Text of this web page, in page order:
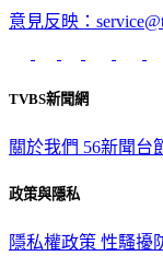
意見反映：
TVBS新聞網
關於我們 56新聞台
政策與隱私
隱私權政策 性騷擾